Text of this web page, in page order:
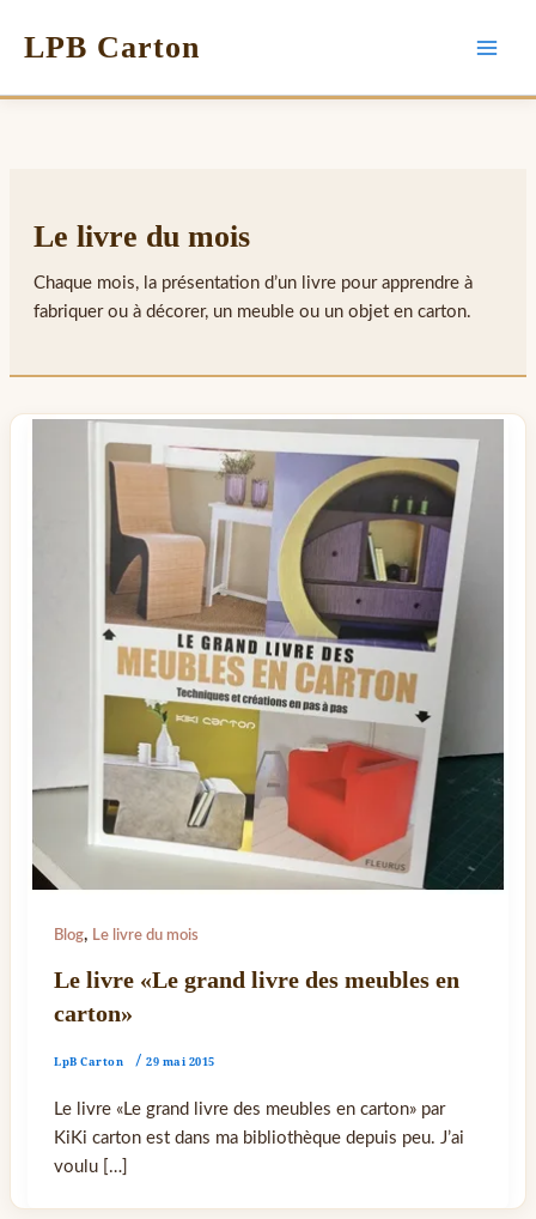
LPB Carton
Le livre du mois
Chaque mois, la présentation d’un livre pour apprendre à
fabriquer ou à décorer, un meuble ou un objet en carton.
Blog, Le livre du mois
Le livre «Le grand livre des meubles en
carton»
LpB Carton /29 mai 2015
Le livre «Le grand livre des meubles en carton» par
KiKi carton est dans ma bibliothèque depuis peu. J’ai
voulu […]